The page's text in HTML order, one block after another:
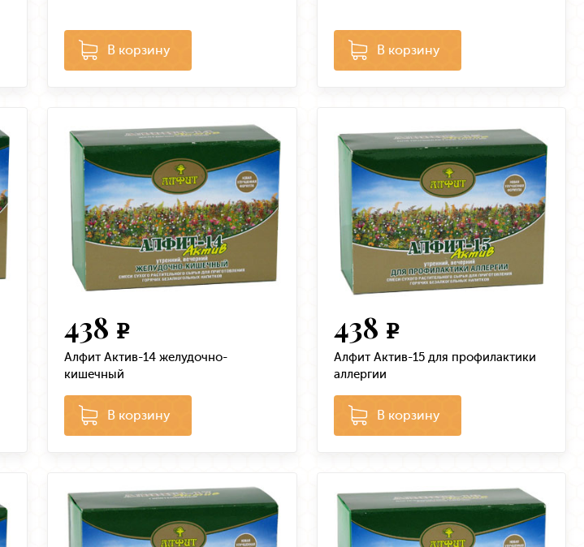
В корзину В корзину
438 e
Алфит Актив-14 желудочно-
кишечный
В корзину
438 e
Алфит Актив-15 для профилактики
аллергии
В корзину